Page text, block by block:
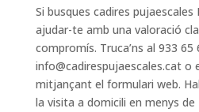
Si busques cadires pujaescales
ajudar-te amb una valoració
compromís. Truca’ns al 933 65
info@cadirespujaescales.cato
mitjançant el formulari web.
la visita a domicili en menys